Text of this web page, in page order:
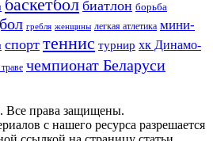
баскетбол биатлон борьба
гребля женщины легкая атлетика мини-
спорт теннис турнир хк Динамо-
чемпионат Беларуси
Все права защищены.
с нашего ресурса разрешается